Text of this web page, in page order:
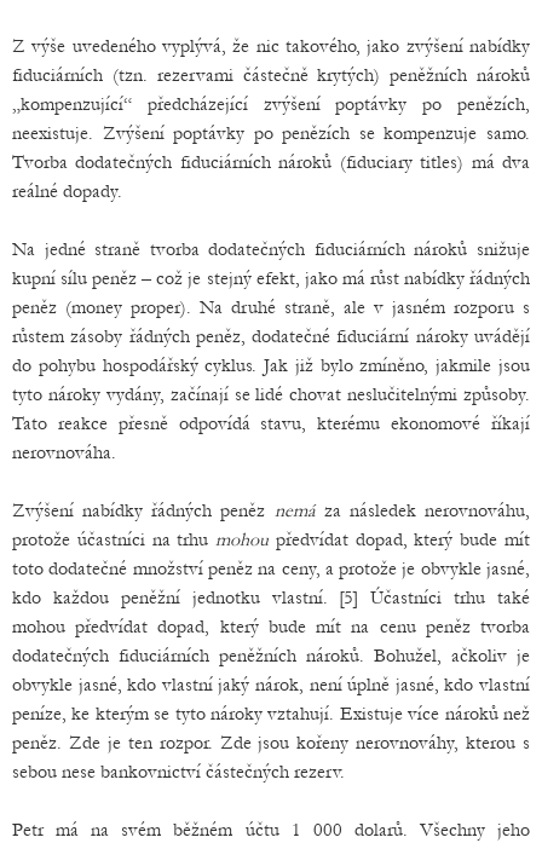
Z výše uvedeného vyplývá, že nic takového, jako zvýšení nabídky
fiduciárních (tzn. rezervami částečně krytých) peněžních nároků
„kompenzující“ předcházející zvýšení poptávky po penězích,
neexistuje. Zvýšení poptávky po penězích se kompenzuje samo.
Tvorba dodatečných fiduciárních nároků (fiduciary titles) má dva
reálné dopady.
Na jedné straně tvorba dodatečných fiduciárních nároků snižuje
kupní sílu peněz – což je stejný efekt, jako má růst nabídky řádných
peněz (money proper). Na druhé straně, ale v jasném rozporu s
růstem zásoby řádných peněz, dodatečné fiduciární nároky uvádějí
do pohybu hospodářský cyklus. Jak již bylo zmíněno, jakmile jsou
tyto nároky vydány, začínají se lidé chovat neslučitelnými způsoby.
Tato reakce přesně odpovídá stavu, kterému ekonomové říkají
nerovnováha.
Zvýšení nabídky řádných peněz nemáza následek nerovnováhu,
protože účastníci na trhumohou předvídat dopad, který bude mít
toto dodatečné množství peněz na ceny, a protože je obvykle jasné,
kdo každou peněžní jednotku vlastní. [5] Účastníci trhu také
mohou předvídat dopad, který bude mít na cenu peněz tvorba
dodatečných fiduciárních peněžních nároků. Bohužel, ačkoliv je
obvykle jasné, kdo vlastní jaký nárok, není úplně jasné, kdo vlastní
peníze, ke kterým se tyto nároky vztahují. Existuje více nároků než
peněz. Zde je ten rozpor. Zde jsou kořeny nerovnováhy, kterou s
sebou nese bankovnictví částečných rezerv.
Petr má na svém běžném účtu 1 000 dolarů. Všechny jeho